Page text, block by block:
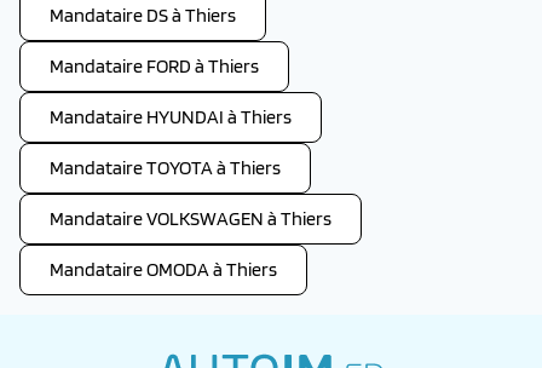
Mandataire DS à Thiers
Mandataire FORD à Thiers
Mandataire HYUNDAI à Thiers
Mandataire TOYOTA à Thiers
Mandataire VOLKSWAGEN à Thiers
Mandataire OMODA à Thiers